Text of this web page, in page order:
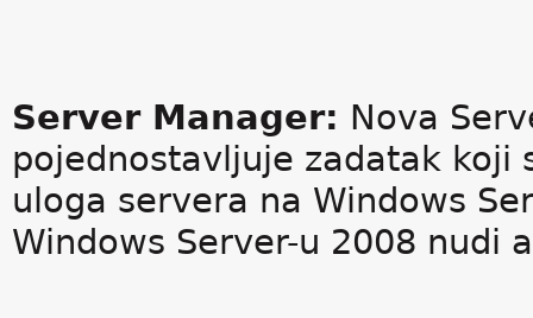
Server Manager: Nova
pojednostavljuje zadatak koji
uloga servera na Windows
Windows Server-u 2008 nudi